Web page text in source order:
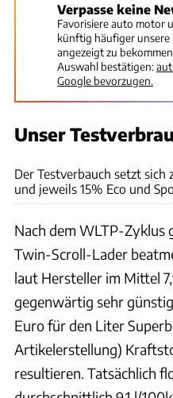
Verpasse keine
Favorisiere auto motor
künftig häufiger unsere
angezeigt zu
Auswahl bestätigen:
Google bevorzugen.
Unser
Der Testverbauch setzt sich
und jeweils 15% Eco und
Nach dem WLTP-Zyklus
Twin-Scroll-Lader
laut Hersteller im Mittel
gegenwärtig sehr
Euro für den Liter
Artikelerstellung)
resultieren. Tatsächlich